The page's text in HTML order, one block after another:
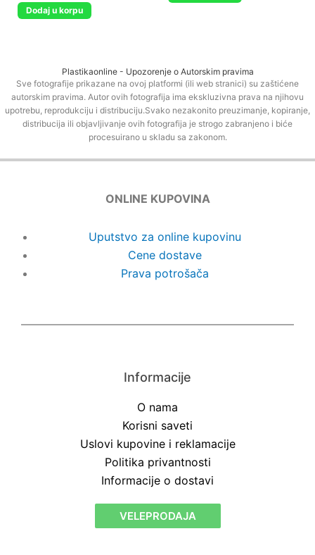
Dodaj u korpu
Plastikaonline - Upozorenje o Autorskim pravima
Sve fotografije prikazane na ovoj platformi (ili web stranici) su zaštićene
autorskim pravima. Autor ovih fotografija ima ekskluzivna prava na njihovu
upotrebu, reprodukciju i distribuciju.Svako nezakonito preuzimanje, kopiranje,
distribucija ili objavljivanje ovih fotografija je strogo zabranjeno i biće
procesuirano u skladu sa zakonom.
ONLINE KUPOVINA
Uputstvo za online kupovinu
Cene dostave
Prava potrošača
Informacije
O nama
Korisni saveti
Uslovi kupovine i reklamacije
Politika privantnosti
Informacije o dostavi
VELEPRODAJA